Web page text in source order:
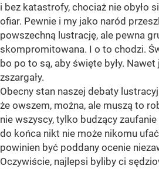
i bez katastrofy, chociaż nie obyło
ofiar. Pewnie i my jako naród
powszechną lustrację, ale pewna
skompromitowana. I o to chodzi.
bo po to są, aby święte były.
zszargały.
Obecny stan naszej debaty
że owszem, można, ale muszą to
nie wszyscy, tylko budzący
do końca nikt nie może nikomu
powinien być poddany ocenie
Oczywiście, najlepsi byliby ci